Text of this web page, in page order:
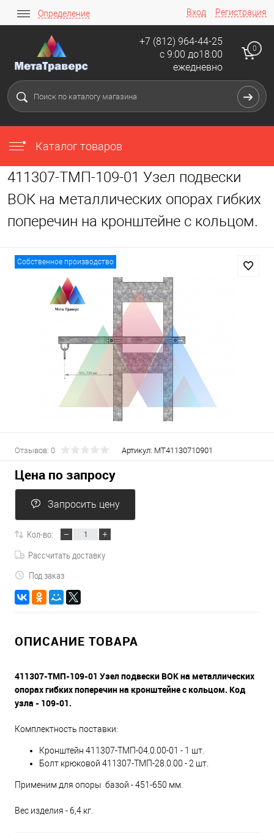
Вход Регистрация
Определение
+7 (812) 964-44-25
с 9:00 до18:00
ежедневно
0
Каталог товаров
411307-ТМП-109-01 Узел подвески
ВОК на металлических опорах гибких
поперечин на кронштейне с кольцом.
Собственное производство
Отзывов: 0 Артикул: МТ41130710901
Цена по запросу
Запросить цену
Кол-во:
Рассчитать доставку
Под заказ
ОПИСАНИЕ ТОВАРА
411307-ТМП-109-01 Узел подвески ВОК на металлических
опорах гибких поперечин на кронштейне с кольцом. Код
узла - 109-01.
Комплектность поставки:
Кронштейн 411307-ТМП-04.0.00-01 - 1 шт.
Болт крюковой 411307-ТМП-28.0.00 - 2 шт.
Применим для опоры базой - 451-650 мм.
Вес изделия - 6,4 кг.